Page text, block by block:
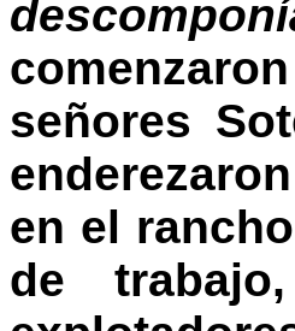
señores
en el
de